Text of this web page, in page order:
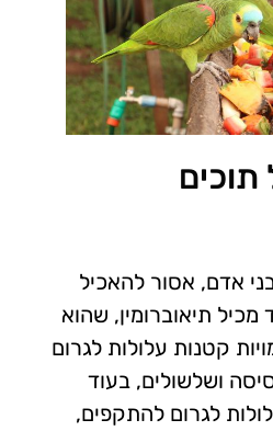
אדם, אסור להאכיל
מכיל תיאוברומין, שהוא
קטנות עלולות לגרום
ושלשולים, בעוד
לגרום להתקפים,